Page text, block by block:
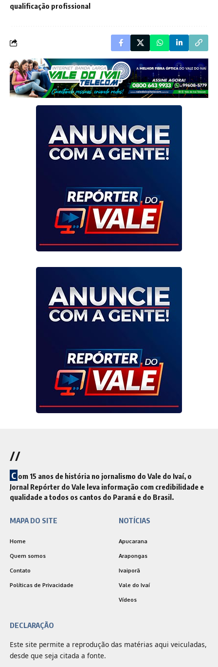
qualificação profissional
//
C om 15 anos de história no jornalismo do Vale do Ivaí, o
Jornal Repórter do Vale leva informação com credibilidade e
qualidade a todos os cantos do Paraná e do Brasil.
MAPA DO SITE
Home
Quem somos
Contato
Políticas de Privacidade
NOTÍCIAS
Apucarana
Arapongas
Ivaiporã
Vale do Ivaí
Vídeos
DECLARAÇÃO
Este site permite a reprodução das matérias aqui veiculadas,
desde que seja citada a fonte.